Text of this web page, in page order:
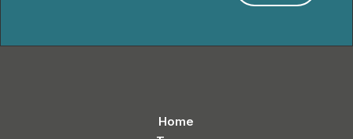
Home